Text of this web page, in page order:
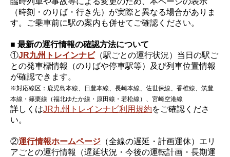
（時刻・のりば・行き先）が実際と異なる場合がありま
す。ご乗車前に駅の案内も併せてご確認ください。
■ 最新の運行情報の確認方法について
①JR九州トレインナビ（駅ごとの運行状況）当日の駅ご
との発車標情報（のりばや停車駅等）及び列車位置情報
が確認できます。
※対応線区：鹿児島本線、日豊本線、長崎本線、佐世保線、香椎線、筑豊
本線・篠栗線（福北ゆたか線・原田線・若松線）、宮崎空港線
詳しくはJR九州トレインナビ利用規約をご確認くださ
い。
②運行情報ホームページ （全線の遅延・計画運休）エリ
アごとの運行情報（遅延状況・今後の運転計画・長期運